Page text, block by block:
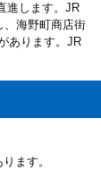
進します。JR
、海野町商店街
あります。JR
ます。